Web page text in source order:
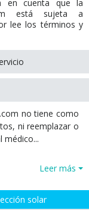
en cuenta que la
está sujeta a
lee los términos y
no tiene como
ni reemplazar o
médico...
Leer más
solar